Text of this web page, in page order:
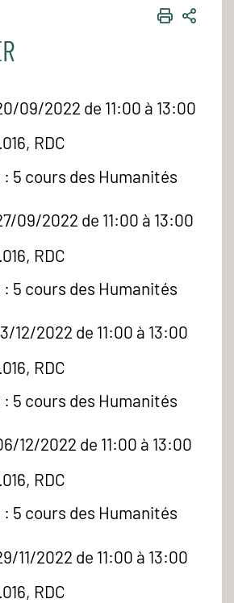
09/2022 de 11:00 à 13:00
RDC
: 5 cours des Humanités
09/2022 de 11:00 à 13:00
RDC
: 5 cours des Humanités
12/2022 de 11:00 à 13:00
RDC
: 5 cours des Humanités
12/2022 de 11:00 à 13:00
RDC
: 5 cours des Humanités
11/2022 de 11:00 à 13:00
RDC